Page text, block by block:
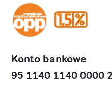
Konto bankowe
95 1140 1140 0000